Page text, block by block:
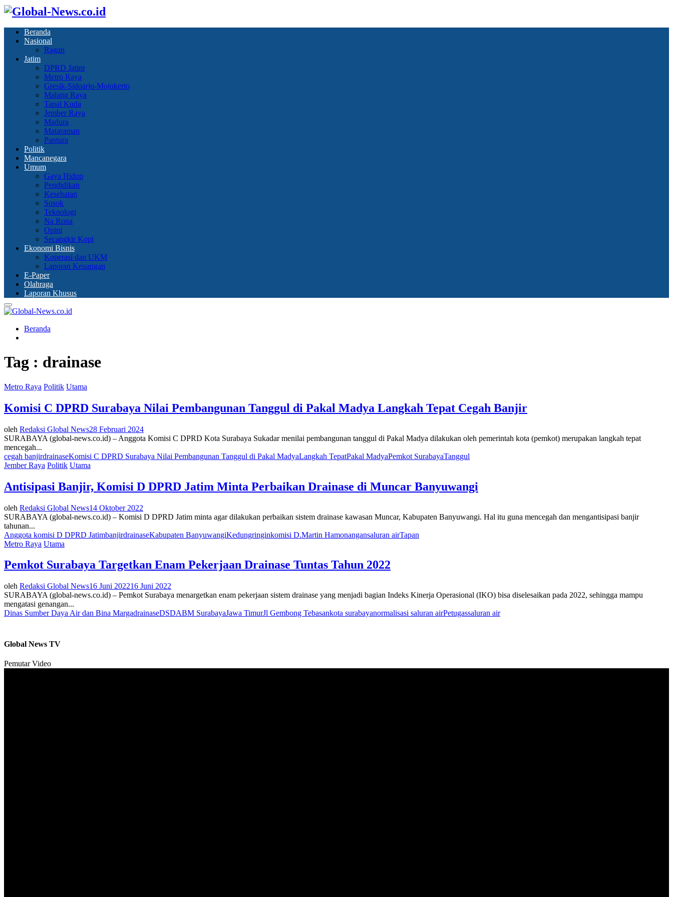
Beranda
Nasional
Ragan
Jatim
DPRD Jatim
Metro Raya
Gresik-Sidoarjo-Mojokerto
Malang Raya
Tapal Kuda
Jember Raya
Madura
Mataraman
Pantura
Politik
Mancanegara
Umum
Gaya Hidup
Pendidikan
Kesehatan
Sosok
Teknologi
Na Rona
Opini
Secangkir Kopi
Ekonomi Bisnis
Koperasi dan UKM
Laporan Keuangan
E-Paper
Olahraga
Laporan Khusus
Primary
Menu
Beranda
Tag : drainase
Metro Raya Politik Utama
Komisi C DPRD Surabaya Nilai Pembangunan Tanggul di Pakal Madya Langkah Tepat Cegah Banjir
oleh Redaksi Global News28 Februari 2024
SURABAYA (global-news.co.id) – Anggota Komisi C DPRD Kota Surabaya Sukadar menilai pembangunan tanggul di Pakal Madya dilakukan oleh pemerintah kota (pemkot) merupakan langkah tepat
mencegah...
cegah banjirdrainaseKomisi C DPRD Surabaya Nilai Pembangunan Tanggul di Pakal MadyaLangkah TepatPakal MadyaPemkot SurabayaTanggul
Jember Raya Politik Utama
Antisipasi Banjir, Komisi D DPRD Jatim Minta Perbaikan Drainase di Muncar Banyuwangi
oleh Redaksi Global News14 Oktober 2022
SURABAYA (global-news.co.id) – Komisi D DPRD Jatim minta agar dilakukan perbaikan sistem drainase kawasan Muncar, Kabupaten Banyuwangi. Hal itu guna mencegah dan mengantisipasi banjir
tahunan...
Anggota komisi D DPRD JatimbanjirdrainaseKabupaten BanyuwangiKedungringinkomisi D.Martin Hamonangansaluran airTapan
Metro Raya Utama
Pemkot Surabaya Targetkan Enam Pekerjaan Drainase Tuntas Tahun 2022
oleh Redaksi Global News16 Juni 202216 Juni 2022
SURABAYA (global-news.co.id) – Pemkot Surabaya menargetkan enam pekerjaan sistem drainase yang menjadi bagian Indeks Kinerja Operasional (IKO) bisa diselesaikan pada 2022, sehingga mampu
mengatasi genangan...
Dinas Sumber Daya Air dan Bina MargadrainaseDSDABM SurabayaJawa TimurJl Gembong Tebasankota surabayanormalisasi saluran airPetugassaluran air
Global News TV
Pemutar Video